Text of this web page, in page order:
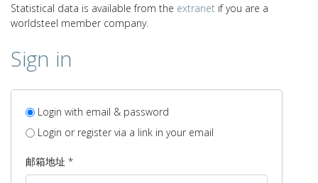
Statistical data is available from the extranet if you are a
worldsteel member company.
Sign in
Login with email & password
Login or register via a link in your email
邮箱地址 *必
填